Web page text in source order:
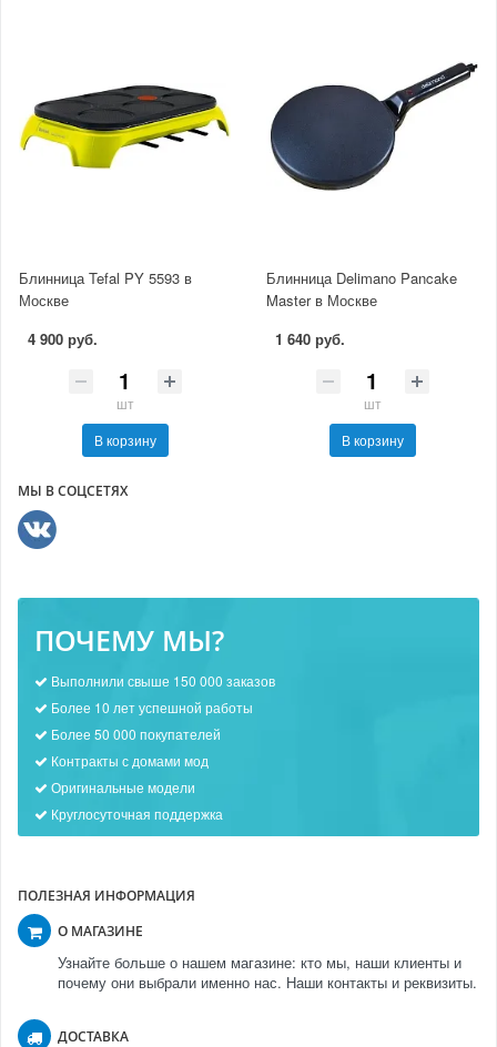
Блинница Tefal PY 5593 в
Москве
4 900 руб.
шт
В корзину
Блинница Delimano Pancake
Master в Москве
1 640 руб.
шт
В корзину
МЫ В СОЦСЕТЯХ
ПОЧЕМУ МЫ?
Выполнили свыше 150 000 заказов
Более 10 лет успешной работы
Более 50 000 покупателей
Контракты с домами мод
Оригинальные модели
Круглосуточная поддержка
ПОЛЕЗНАЯ ИНФОРМАЦИЯ
О МАГАЗИНЕ
Узнайте больше о нашем магазине: кто мы, наши клиенты и
почему они выбрали именно нас. Наши контакты и реквизиты.
ДОСТАВКА